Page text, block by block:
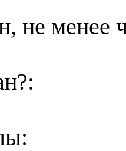
не менее
?: